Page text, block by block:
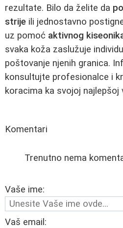
rezultate. Bilo da želite da
strije ili jednostavno
uz pomoć aktivnog
svaka koža zaslužuje
poštovanje njenih granica.
konsultujte profesionalce i
koracima ka svojoj najlepšoj
Komentari
Trenutno nema
Vaše ime:
Vaš email: